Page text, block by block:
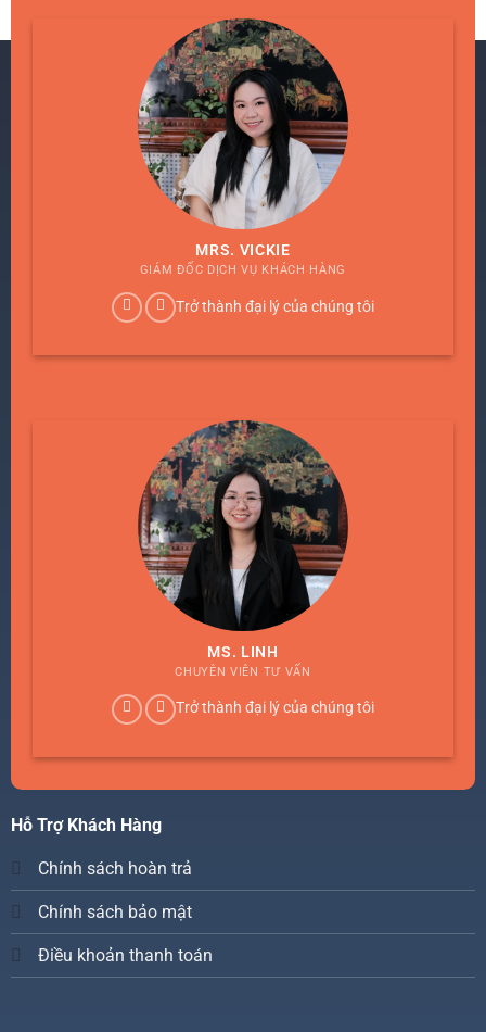
MRS. VICKIE
GIÁM ĐỐC DỊCH VỤ KHÁCH HÀNG
Trở thành đại lý của chúng tôi
MS. LINH
CHUYÊN VIÊN TƯ VẤN
Trở thành đại lý của chúng tôi
Hỗ Trợ Khách Hàng
Chính sách hoàn trả
Chính sách bảo mật
Điều khoản thanh toán